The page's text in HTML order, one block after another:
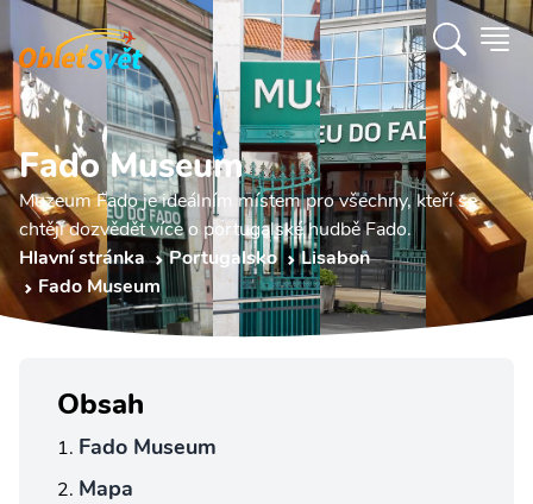
Fado Museum
Muzeum Fado je ideálním místem pro všechny, kteří se
chtějí dozvědět více o portugalské hudbě Fado.
Hlavní stránka
Portugalsko
Lisabon
Fado Museum
Obsah
Fado Museum
Mapa